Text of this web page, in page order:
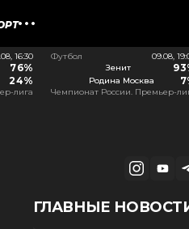
16:30
76%
24%
лига
Футбол
09.08,
Зенит
Родина Москва
Чемпионат России. Премьер-
ГЛАВНЫЕ